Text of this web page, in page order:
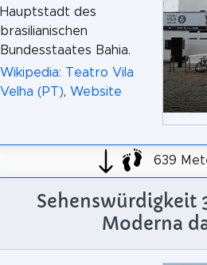
Hauptstadt des
brasilianischen
Bundesstaates Bahia.
Wikipedia: Teatro Vila
Velha (PT), Website
639
Sehenswürdigkeit
Moderna